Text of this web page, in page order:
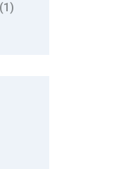
(1)